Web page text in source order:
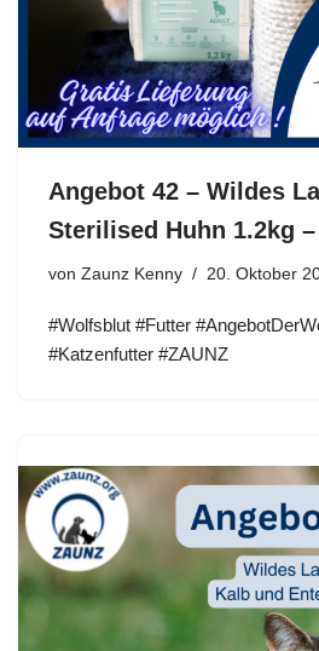
Angebot 42 – Wildes
Sterilised Huhn 1.2kg
von Zaunz Kenny 20. Oktober
#Wolfsblut #Futter
#Katzenfutter #ZAUNZ